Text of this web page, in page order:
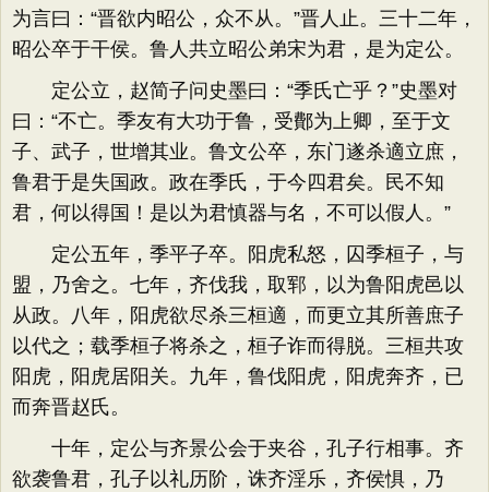
为言曰：“晋欲内昭公，众不从。”晋人止。三十二年，
昭公卒于干侯。鲁人共立昭公弟宋为君，是为定公。
定公立，赵简子问史墨曰：“季氏亡乎？”史墨对
曰：“不亡。季友有大功于鲁，受鄪为上卿，至于文
子、武子，世增其业。鲁文公卒，东门遂杀適立庶，
鲁君于是失国政。政在季氏，于今四君矣。民不知
君，何以得国！是以为君慎器与名，不可以假人。”
定公五年，季平子卒。阳虎私怒，囚季桓子，与
盟，乃舍之。七年，齐伐我，取郓，以为鲁阳虎邑以
从政。八年，阳虎欲尽杀三桓適，而更立其所善庶子
以代之；载季桓子将杀之，桓子诈而得脱。三桓共攻
阳虎，阳虎居阳关。九年，鲁伐阳虎，阳虎奔齐，已
而奔晋赵氏。
十年，定公与齐景公会于夹谷，孔子行相事。齐
欲袭鲁君，孔子以礼历阶，诛齐淫乐，齐侯惧，乃